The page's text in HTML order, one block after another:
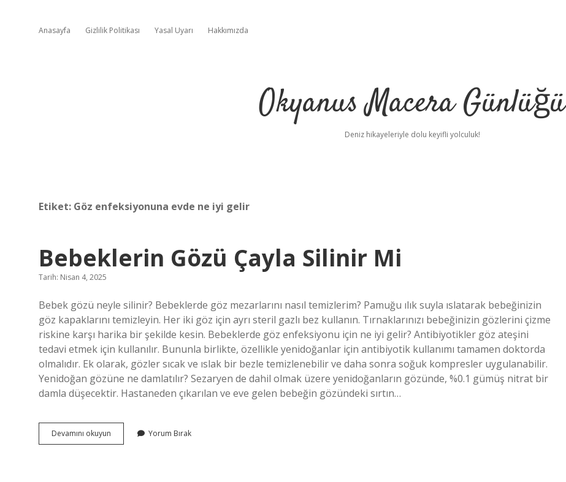
Anasayfa Gizlilik Politikası Yasal Uyarı Hakkımızda
Okyanus Macera Günlüğü
Deniz hikayeleriyle dolu keyifli yolculuk!
Etiket: Göz enfeksiyonuna evde ne iyi gelir
Bebeklerin Gözü Çayla Silinir Mi
Tarih: Nisan 4, 2025
Bebek gözü neyle silinir? Bebeklerde göz mezarlarını nasıl temizlerim? Pamuğu ılık suyla ıslatarak bebeğinizin
göz kapaklarını temizleyin. Her iki göz için ayrı steril gazlı bez kullanın. Tırnaklarınızı bebeğinizin gözlerini çizme
riskine karşı harika bir şekilde kesin. Bebeklerde göz enfeksiyonu için ne iyi gelir? Antibiyotikler göz ateşini
tedavi etmek için kullanılır. Bununla birlikte, özellikle yenidoğanlar için antibiyotik kullanımı tamamen doktorda
olmalıdır. Ek olarak, gözler sıcak ve ıslak bir bezle temizlenebilir ve daha sonra soğuk kompresler uygulanabilir.
Yenidoğan gözüne ne damlatılır? Sezaryen de dahil olmak üzere yenidoğanların gözünde, %0.1 gümüş nitrat bir
damla düşecektir. Hastaneden çıkarılan ve eve gelen bebeğin gözündeki sırtın…
Devamını okuyun Bebeklerin
Gözü
Yorum Bırak